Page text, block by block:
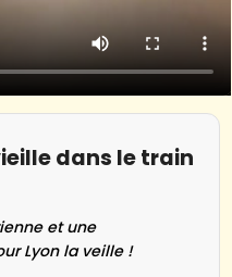
dans le train
et une
Lyon la veille !